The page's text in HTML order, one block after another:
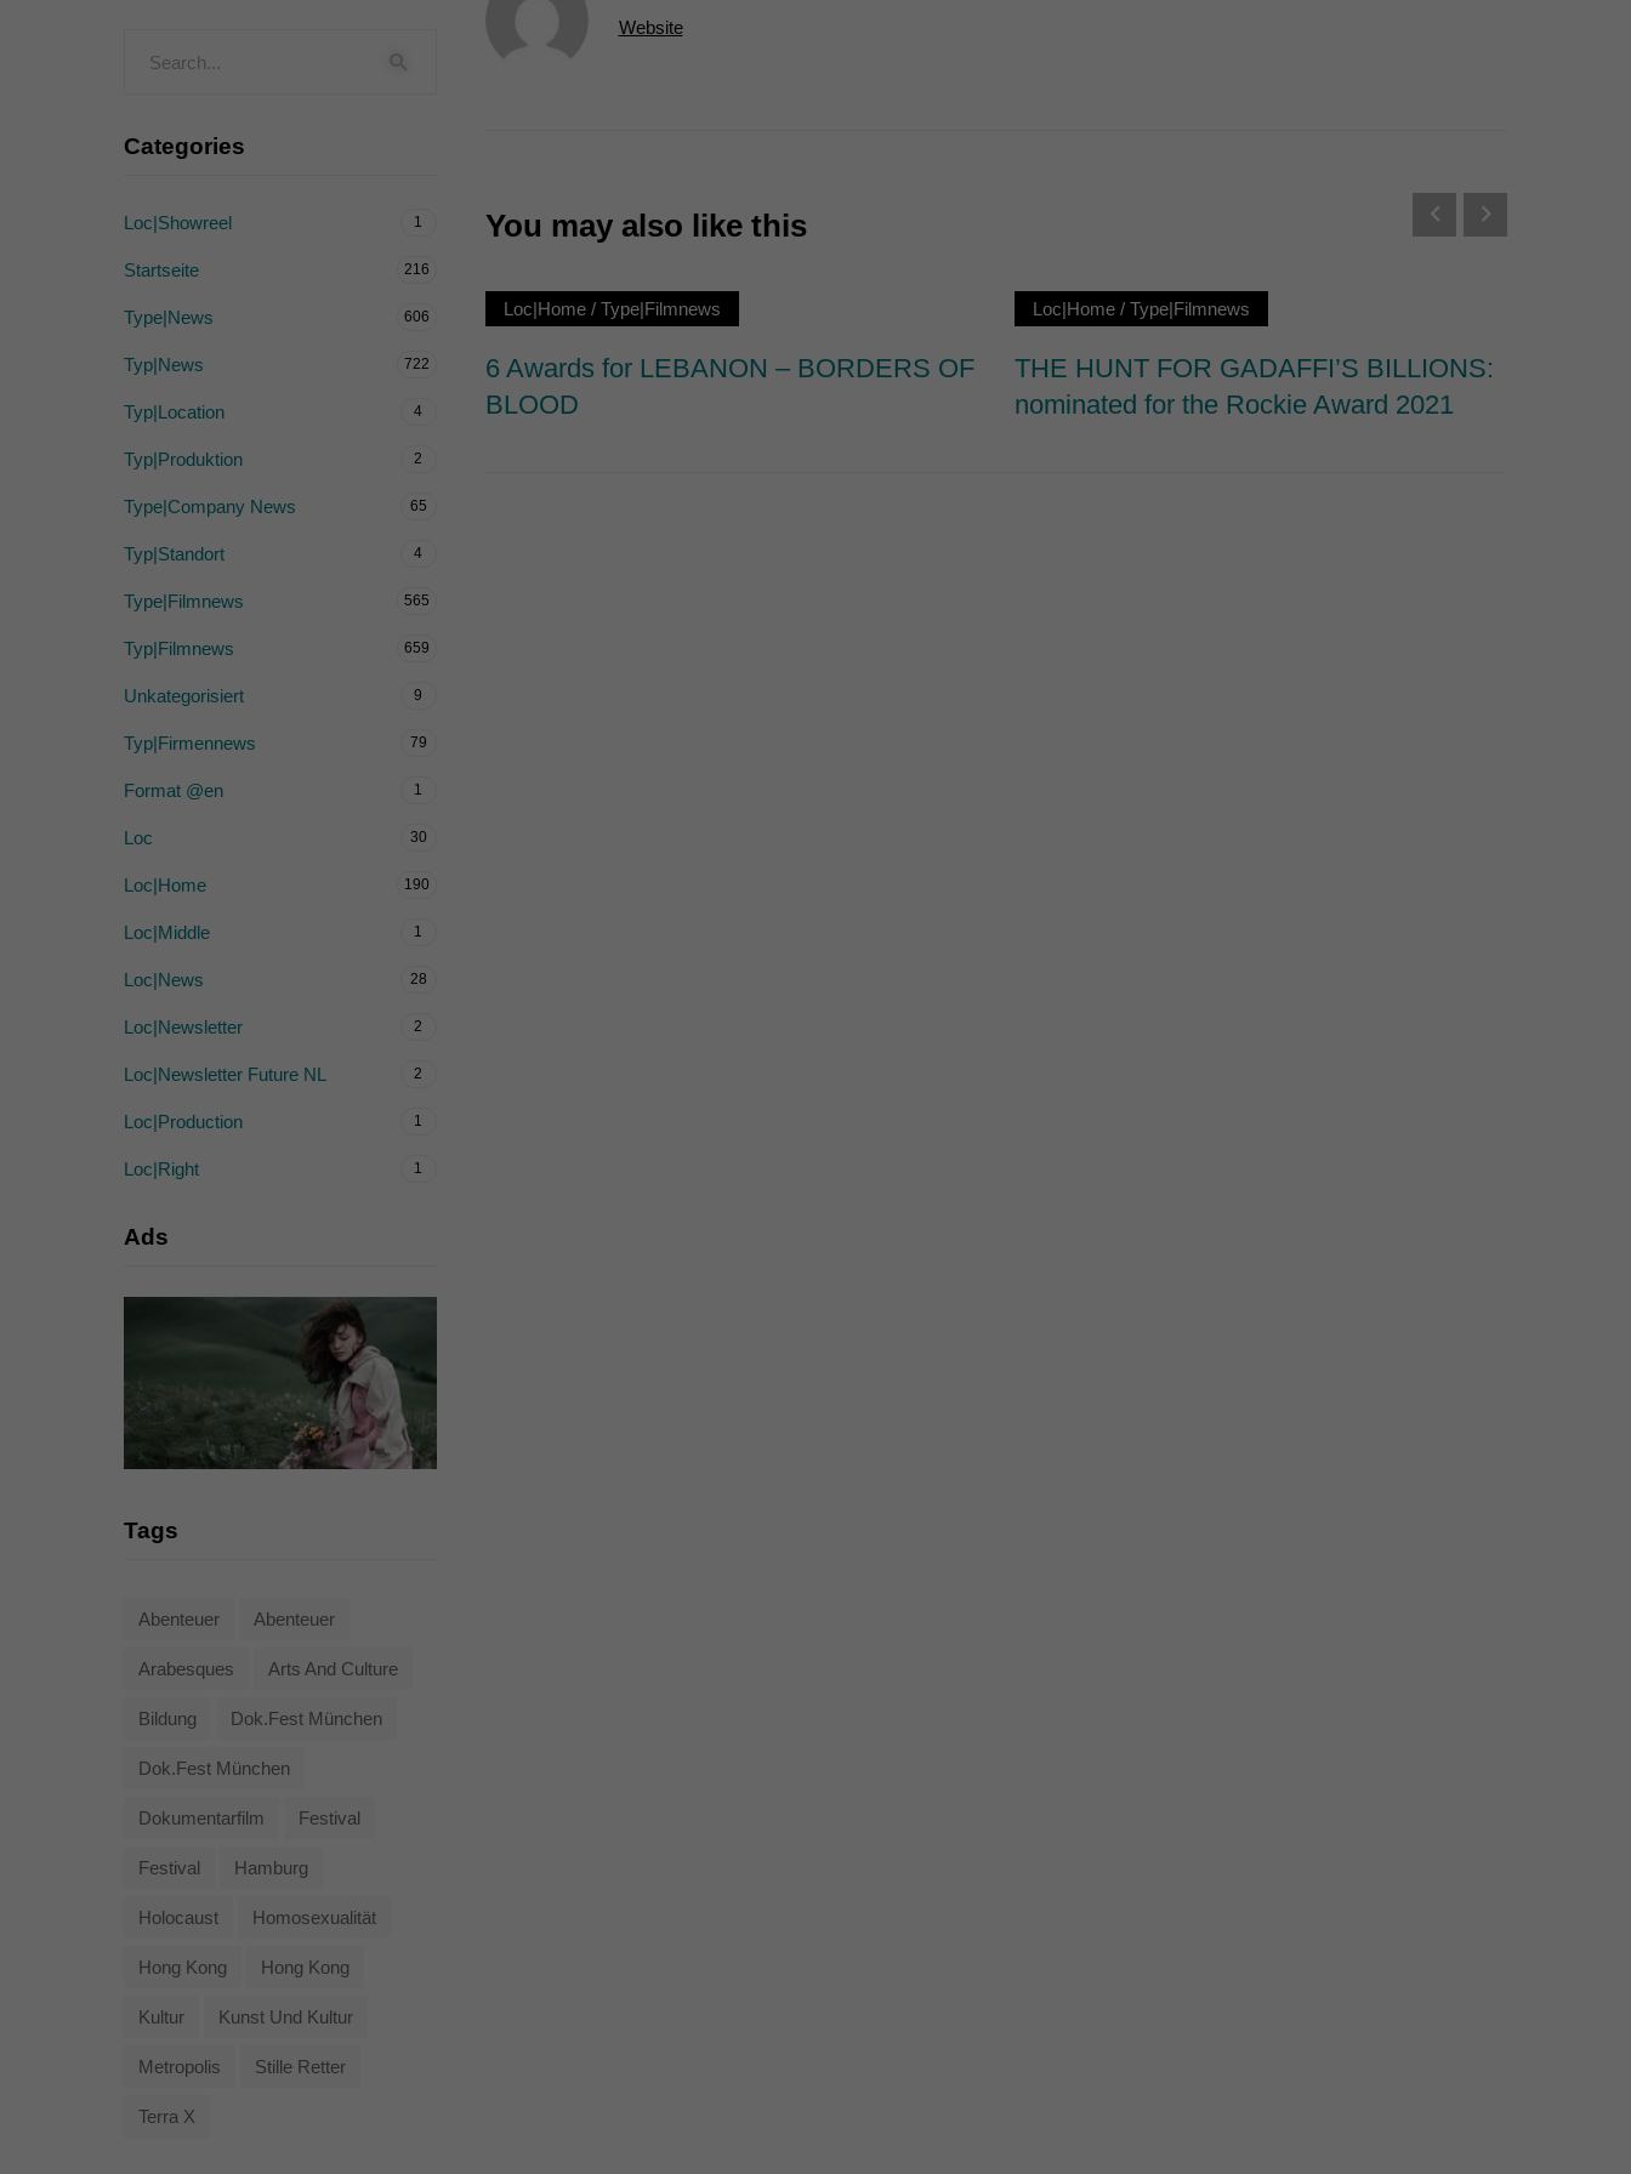
Website
You may also like this
Loc|Home/ Type|Filmnews
6 Awards for LEBANON – BORDERS OF
BLOOD
Loc|Home/ Type|Filmnews
THE HUNT FOR GADAFFI’S BILLIONS:
nominated for the Rockie Award 2021
Categories
Loc|Showreel 1
Startseite 216
Type|News 606
Typ|News 722
Typ|Location 4
Typ|Produktion 2
Type|Company News 65
Typ|Standort 4
Type|Filmnews 565
Typ|Filmnews 659
Unkategorisiert 9
Typ|Firmennews 79
Format @en 1
Loc 30
Loc|Home 190
Loc|Middle 1
Loc|News 28
Loc|Newsletter 2
Loc|Newsletter Future NL 2
Loc|Production 1
Loc|Right 1
Ads
Tags
Abenteuer Abenteuer
Arabesques Arts And Culture
Bildung Dok.fest München
Dok.fest München
Dokumentarfilm Festival
Festival Hamburg
Holocaust Homosexualität
Hong Kong Hong Kong
Kultur Kunst Und Kultur
Metropolis Stille Retter
Terra X
Inhalte von Videoplattformen und Social-Media-Plattformen werden standardmäßig blockiert. Wenn Cookies von externen Medien